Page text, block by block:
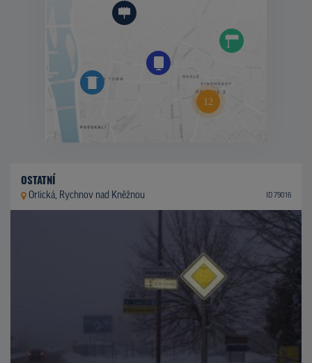
OSTATNÍ
Orlická, Rychnov nad Kněžnou ID 79016